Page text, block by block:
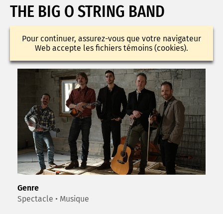
THE BIG O STRING BAND
Pour continuer, assurez-vous que votre navigateur
Web accepte les fichiers témoins (cookies).
Genre
Spectacle • Musique